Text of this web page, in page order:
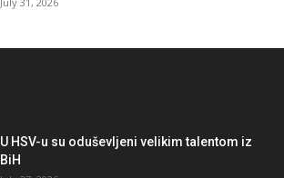
U HSV-u su oduševljeni velikim talentom iz
BiH